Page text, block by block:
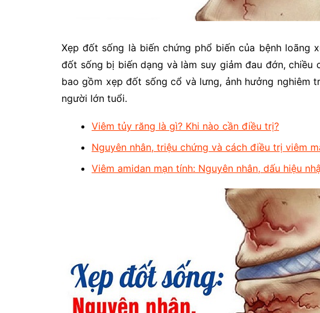
Xẹp đốt sống là biến chứng phổ biến của bệnh loãng
đốt sống bị biến dạng và làm suy giảm đau đớn,
bao gồm xẹp đốt sống cổ và lưng, ảnh hưởng nghiêm
người lớn tuổi.
Viêm tủy răng là gì? Khi nào cần điều trị?
Nguyên nhân, triệu chứng và cách điều trị viêm
Viêm amidan mạn tính: Nguyên nhân, dấu hiệu